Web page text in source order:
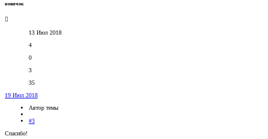
новичок
13 Июл 2018
4
0
3
35
19 Июл 2018
Автор темы
#3
Спасибо!